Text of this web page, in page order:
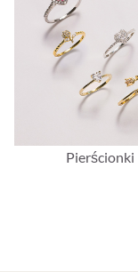
Pierścionki